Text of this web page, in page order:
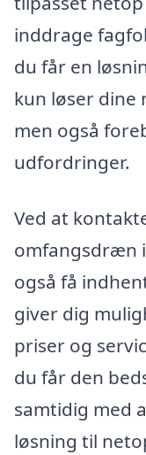
inddrage
du får en
kun løser dine
men også
udfordringer.
Ved at
omfangsdræn
også få
giver dig
priser og
du får den
samtidig med
løsning til